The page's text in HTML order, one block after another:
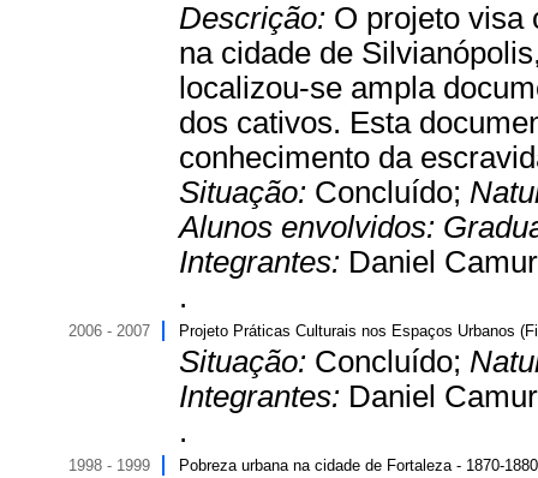
Descrição: O projeto visa
na cidade de
localizou-se ampla
dos cativos. Esta
conhecimento da
Situação: Concluído;
Alunos envolvidos:
Integrantes: Daniel
.
2006 - 2007 Projeto Práticas Culturais nos Espaços Urbanos
Situação: Concluído;
Integrantes: Daniel
.
1998 - 1999 Pobreza urbana na cidade de Fortaleza - 1870-1880